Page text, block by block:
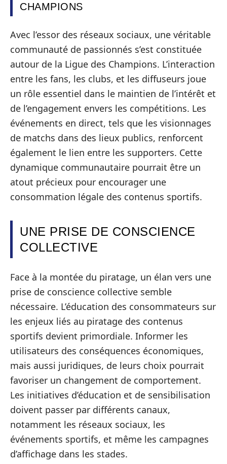
CHAMPIONS
Avec l’essor des réseaux sociaux, une véritable
communauté de passionnés s’est constituée
autour de la Ligue des Champions. L’interaction
entre les fans, les clubs, et les diffuseurs joue
un rôle essentiel dans le maintien de l’intérêt et
de l’engagement envers les compétitions. Les
événements en direct, tels que les visionnages
de matchs dans des lieux publics, renforcent
également le lien entre les supporters. Cette
dynamique communautaire pourrait être un
atout précieux pour encourager une
consommation légale des contenus sportifs.
UNE PRISE DE CONSCIENCE
COLLECTIVE
Face à la montée du piratage, un élan vers une
prise de conscience collective semble
nécessaire. L’éducation des consommateurs sur
les enjeux liés au piratage des contenus
sportifs devient primordiale. Informer les
utilisateurs des conséquences économiques,
mais aussi juridiques, de leurs choix pourrait
favoriser un changement de comportement.
Les initiatives d’éducation et de sensibilisation
doivent passer par différents canaux,
notamment les réseaux sociaux, les
événements sportifs, et même les campagnes
d’affichage dans les stades.